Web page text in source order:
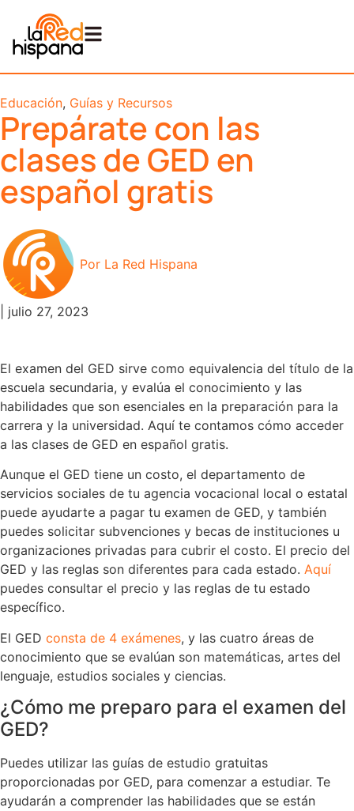
Educación, Guías y Recursos
Prepárate con las
clases de GED en
español gratis
Por La Red Hispana
julio 27, 2023
El examen del GED sirve como equivalencia del título de la
escuela secundaria, y evalúa el conocimiento y las
habilidades que son esenciales en la preparación para la
carrera y la universidad. Aquí te contamos cómo acceder
a las clases de GED en español gratis.
Aunque el GED tiene un costo, el departamento de
servicios sociales de tu agencia vocacional local o estatal
puede ayudarte a pagar tu examen de GED, y también
puedes solicitar subvenciones y becas de instituciones u
organizaciones privadas para cubrir el costo. El precio del
GED y las reglas son diferentes para cada estado. Aquí
puedes consultar el precio y las reglas de tu estado
específico.
El GED consta de 4 exámenes, y las cuatro áreas de
conocimiento que se evalúan son matemáticas, artes del
lenguaje, estudios sociales y ciencias.
¿Cómo me preparo para el examen del
GED?
Puedes utilizar las guías de estudio gratuitas
proporcionadas por GED, para comenzar a estudiar. Te
ayudarán a comprender las habilidades que se están